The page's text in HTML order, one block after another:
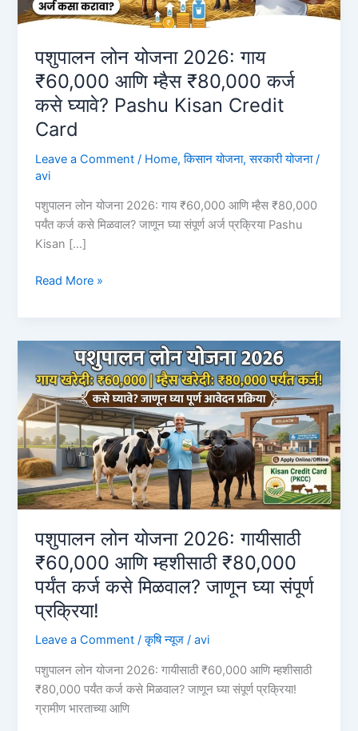
पशुपालन लोन योजना 2026: गाय
₹60,000 आणि म्हैस ₹80,000 कर्ज
कसे घ्यावे? Pashu Kisan Credit
Card
Leave a Comment / Home,किसान योजना,सरकारी योजना/
avi
पशुपालन लोन योजना 2026: गाय ₹60,000 आणि म्हैस ₹80,000
पर्यंत कर्ज कसे मिळवाल? जाणून घ्या संपूर्ण अर्ज प्रक्रिया Pashu
Kisan […]
पशुपालन
2026:
₹60,000
आणि
म्हैस
₹80,000
कर्ज
कसे
घ्यावे?
Pashu
Credit
Card
Read More »
पशुपालन लोन योजना 2026: गायीसाठी
₹60,000 आणि म्हशीसाठी ₹80,000
पर्यंत कर्ज कसे मिळवाल? जाणून घ्या संपूर्ण
प्रक्रिया!
Leave a Comment /कृषि न्यूज /avi
पशुपालन लोन योजना 2026: गायीसाठी ₹60,000 आणि म्हशीसाठी
₹80,000 पर्यंत कर्ज कसे मिळवाल? जाणून घ्या संपूर्ण प्रक्रिया!
ग्रामीण भारताच्या आणि